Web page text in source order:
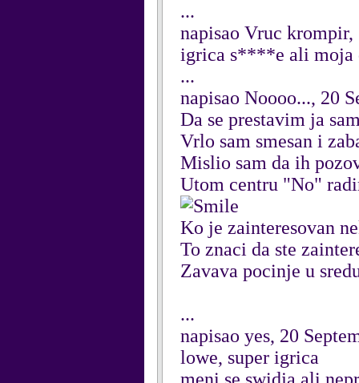
...
napisao Vruc krompir,
igrica s****e ali moja
...
napisao Noooo..., 20
Da se prestavim ja
Vrlo sam smesan i
Mislio sam da ih
Utom centru "No"
Ko je zainteresovan
To znaci da ste
Zavava pocinje u
...
napisao yes, 20
lowe, super igrica